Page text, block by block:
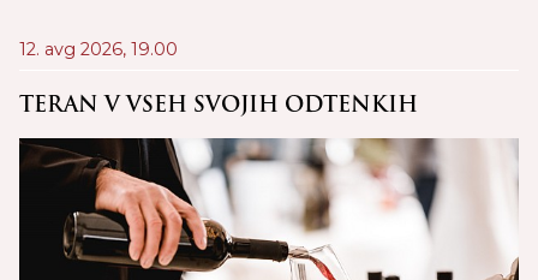
12. avg 2026, 19.00
TERAN V VSEH SVOJIH ODTENKIH